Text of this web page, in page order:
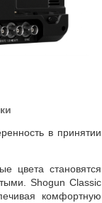
в принятии
цвета становятся
Shogun Classic
комфортную